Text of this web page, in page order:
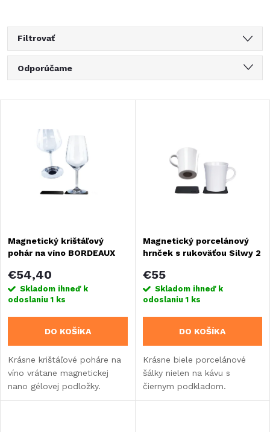
Filtrovať
R
a
e
p
r
o
d
u
Odporúčame
Najpredávanejšie
Abecedne
s
p
r
o
d
u
Magnetický krištáľový
pohár na víno BORDEAUX
€54,40
Skladom ihneď k
odoslaniu1 ks
DO KOŠÍKA
Krásne krištáľové poháre na
víno vrátane magnetickej
nano gélovej podložky.
Magnetický porcelánový
hrnček s rukoväťou Silwy 2
€55
Skladom ihneď k
odoslaniu1 ks
DO KOŠÍKA
Krásne biele porcelánové
šálky nielen na kávu s
čiernym podkladom.